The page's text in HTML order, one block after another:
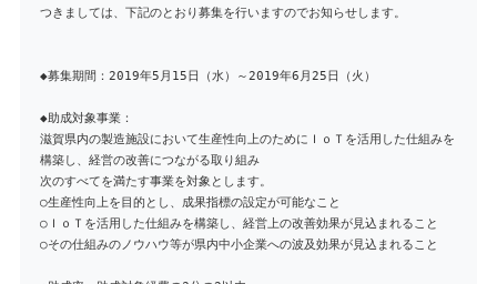
つきましては、下記のとおり募集を行いますのでお知らせします。
◆募集期間：2019年5月15日（水）～2019年6月25日（火）
◆助成対象事業：
滋賀県内の製造施設において生産性向上のためにＩｏＴを活用した仕組みを
構築し、経営の改善につながる取り組み
次のすべてを満たす事業を対象とします。
○生産性向上を目的とし、成果指標の設定が可能なこと
○ＩｏＴを活用した仕組みを構築し、経営上の改善効果が見込まれること
○その仕組みのノウハウ等が県内中小企業への波及効果が見込まれること